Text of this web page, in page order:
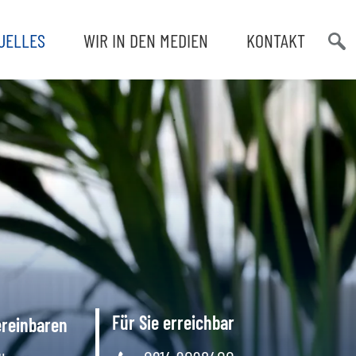
WIR IN DEN MEDIEN KONTAKT
Für Sie erreichbar